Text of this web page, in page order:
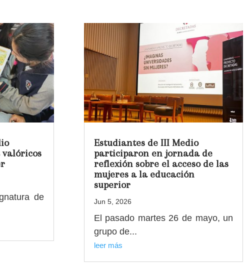
de
Estudiantes de III Medio
participaron en jornada de
reflexión sobre el acceso de las
mujeres a la educación
superior
Jun 5, 2026
El pasado martes 26 de mayo, un
grupo de...
leer más